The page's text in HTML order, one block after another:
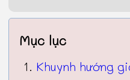
Mục lục
Khuynh hướng